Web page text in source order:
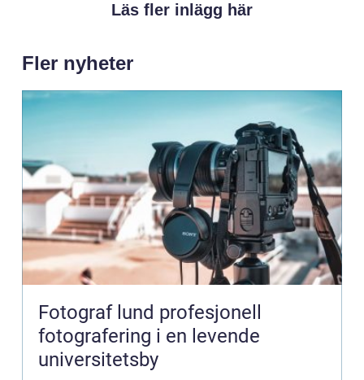
Läs fler inlägg här
Fler nyheter
Fotograf lund profesjonell
fotografering i en levende
universitetsby